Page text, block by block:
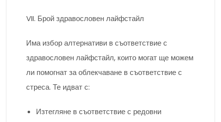
VII. Брой здравословен лайфстайл
Има избор алтернативи в съответствие с
здравословен лайфстайл, които могат ще можем
ли помогнат за облекчаване в съответствие с
стреса. Те идват с:
Изтегляне в съответствие с редовни